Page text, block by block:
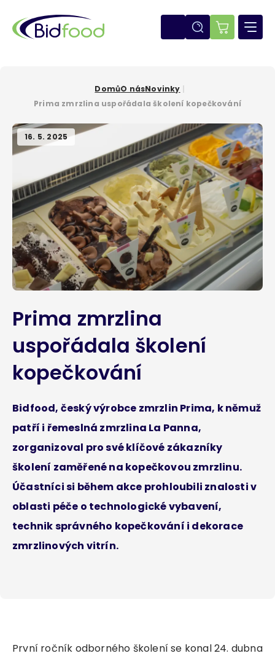
hlavnímu
obsahu
E-
Drobečková
navigace
DomůO násNovinky
Prima zmrzlina uspořádala školení kopečkování
16. 5. 2025
Prima zmrzlina
uspořádala školení
kopečkování
Bidfood, český výrobce zmrzlin Prima, k němuž
patří i řemeslná zmrzlina La Panna,
zorganizoval pro své klíčové zákazníky
školení zaměřené na kopečkovou zmrzlinu.
Účastníci si během akce prohloubili znalosti v
oblasti péče o technologické vybavení,
technik správného kopečkování i dekorace
zmrzlinových vitrín.
První ročník odborného školení se konal 24. dubna